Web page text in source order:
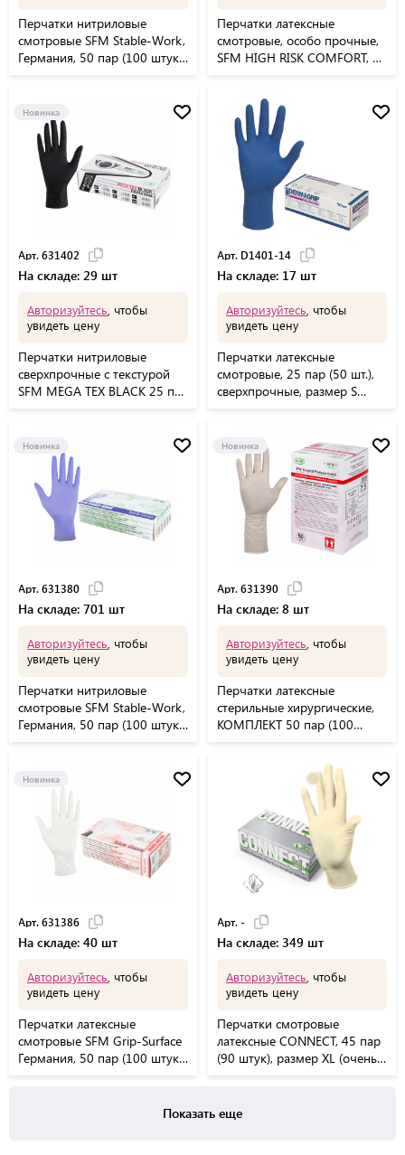
Перчатки нитриловые
смотровые SFM Stable-Work,
Германия, 50 пар (100 штук),
Перчатки латексные
смотровые, особо прочные,
SFM HIGH RISK COMFORT, 25
Новинка
Арт. 631402
На складе: 29 шт
Авторизуйтесь , чтобы
увидеть цену
Перчатки нитриловые
сверхпрочные с текстурой
SFM MEGA TEX BLACK 25 пар
Арт. D1401-14
На складе: 17 шт
Авторизуйтесь , чтобы
увидеть цену
Перчатки латексные
смотровые, 25 пар (50 шт.),
сверхпрочные, размер S
Новинка
Арт. 631380
На складе: 701 шт
Авторизуйтесь , чтобы
увидеть цену
Перчатки нитриловые
смотровые SFM Stable-Work,
Германия, 50 пар (100 штук),
Новинка
Арт. 631390
На складе: 8 шт
Авторизуйтесь , чтобы
увидеть цену
Перчатки латексные
стерильные хирургические,
КОМПЛЕКТ 50 пар (100
Новинка
Арт. 631386
На складе: 40 шт
Авторизуйтесь , чтобы
увидеть цену
Перчатки латексные
смотровые SFM Grip-Surface
Германия, 50 пар (100 штук),
Арт. -
На складе: 349 шт
Авторизуйтесь , чтобы
увидеть цену
Перчатки смотровые
латексные CONNECT, 45 пар
(90 штук), размер XL (очень
Показать еще